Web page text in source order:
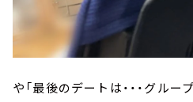
や「最後のデートは・・・グルー